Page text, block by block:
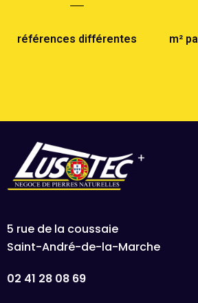
références différentes
m²
5 rue de la coussaie
Saint-André-de-la-Marche
02 41 28 08 69